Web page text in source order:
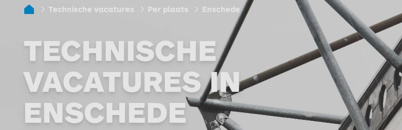
Technische vacatures Per plaats Enschede
TECHNISCHE
VACATURES IN
ENSCHEDE